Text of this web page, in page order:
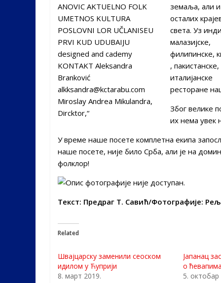
земаља, али и
осталих
света. Уз
малазијске,
филипинске,
, пакистанске,
италијанске
ресторане
Због велике
их нема увек
У време наше посете комплетна екипа
наше посете, није било Срба, али је на
фолклор!
Текст: Предраг Т. Савић/Фотографије:
Related
Швајцарску заменили сеоском
идилом у Ћуприји
8. март 2019.
Јапанац
о ћевапима
5. октобар